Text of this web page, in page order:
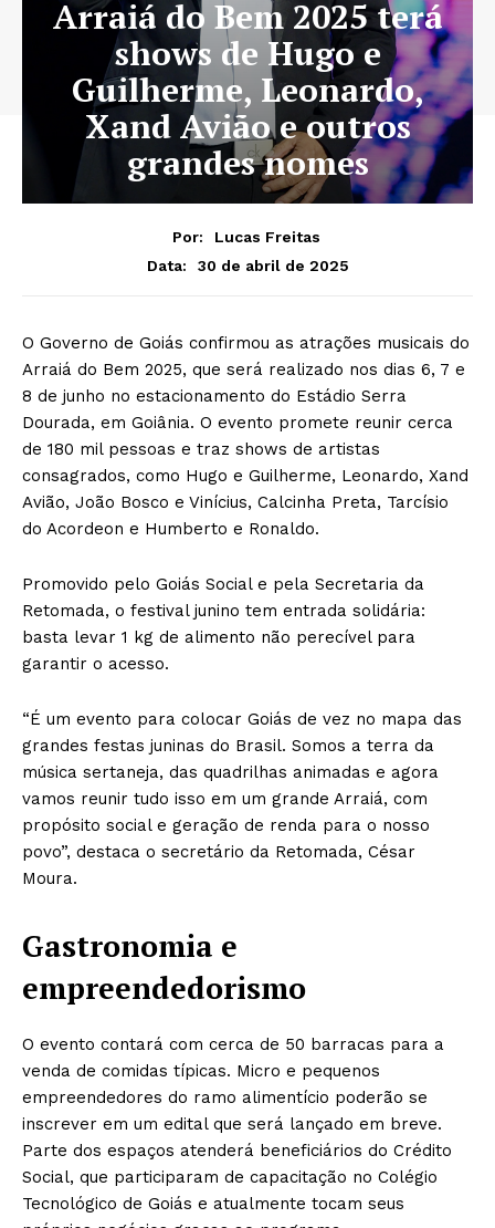
Arraiá do Bem 2025 terá
shows de Hugo e
Guilherme, Leonardo,
Xand Avião e outros
grandes nomes
Por:
Lucas Freitas
Data:
30 de abril de 2025
O Governo de Goiás confirmou as atrações musicais do
Arraiá do Bem 2025, que será realizado nos dias 6, 7 e
8 de junho no estacionamento do Estádio Serra
Dourada, em Goiânia. O evento promete reunir cerca
de 180 mil pessoas e traz shows de artistas
consagrados, como Hugo e Guilherme, Leonardo, Xand
Avião, João Bosco e Vinícius, Calcinha Preta, Tarcísio
do Acordeon e Humberto e Ronaldo.
Promovido pelo Goiás Social e pela Secretaria da
Retomada, o festival junino tem entrada solidária:
basta levar 1 kg de alimento não perecível para
garantir o acesso.
“É um evento para colocar Goiás de vez no mapa das
grandes festas juninas do Brasil. Somos a terra da
música sertaneja, das quadrilhas animadas e agora
vamos reunir tudo isso em um grande Arraiá, com
propósito social e geração de renda para o nosso
povo”, destaca o secretário da Retomada, César
Moura.
Gastronomia e
empreendedorismo
O evento contará com cerca de 50 barracas para a
venda de comidas típicas. Micro e pequenos
empreendedores do ramo alimentício poderão se
inscrever em um edital que será lançado em breve.
Parte dos espaços atenderá beneficiários do Crédito
Social, que participaram de capacitação no Colégio
Tecnológico de Goiás e atualmente tocam seus